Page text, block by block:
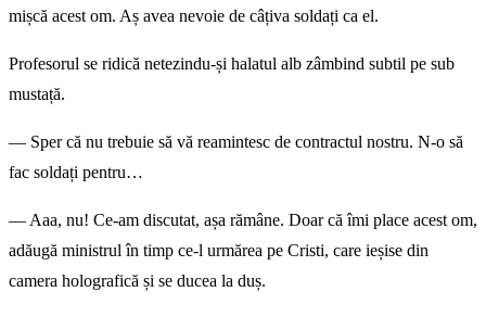
mișcă acest om. Aș avea nevoie de câțiva soldați ca el.
Profesorul se ridică netezindu-și halatul alb zâmbind subtil pe sub
mustață.
— Sper că nu trebuie să vă reamintesc de contractul nostru. N-o să
fac soldați pentru…
— Aaa, nu! Ce-am discutat, așa rămâne. Doar că îmi place acest om,
adăugă ministrul în timp ce-l urmărea pe Cristi, care ieșise din
camera holografică și se ducea la duș.